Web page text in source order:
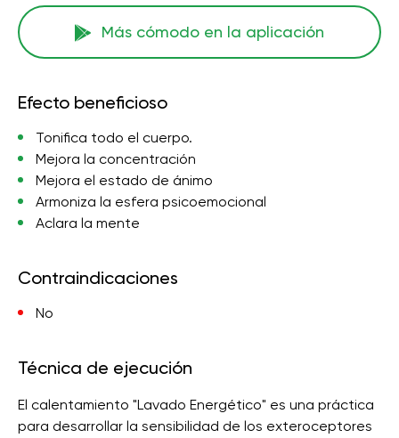
Más cómodo en la aplicación
Efecto beneficioso
Tonifica todo el cuerpo.
Mejora la concentración
Mejora el estado de ánimo
Armoniza la esfera psicoemocional
Aclara la mente
Contraindicaciones
No
Técnica de ejecución
El calentamiento "Lavado Energético" es una práctica
para desarrollar la sensibilidad de los exteroceptores